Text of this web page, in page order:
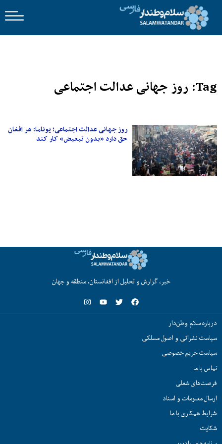
Tag: روز جهانی عدالت اجتماعی
روز جهانی عدالت اجتماعی؛ یوناما: هر افغان
حق دارد «بدون تبعیض» کار کند
خبر، گزارش و تحلیل از افغانستان، منطقه و جهان
درباره سلام وطن‌دار
سیاست نشراتی و اصول مسلکی
سیاست حریم خصوصی
تماس با ما
فرصت‌های شغلی
ارسال معلومات و اسناد
شرایط همکاری با ما
شکایت